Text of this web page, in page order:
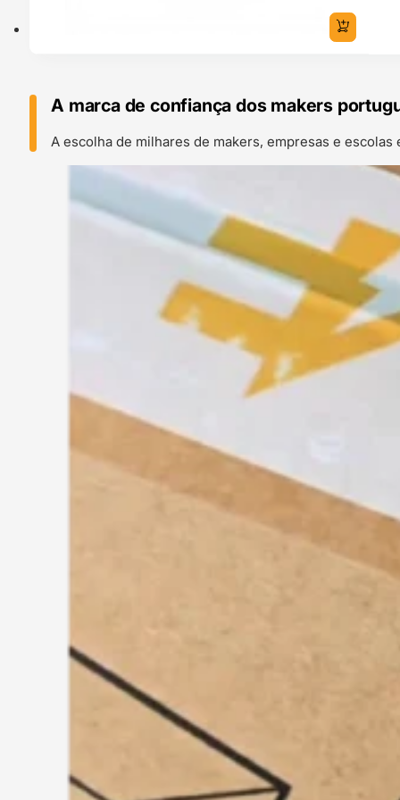
A marca de confiança dos makers
A escolha de milhares de makers, empresas e escolas